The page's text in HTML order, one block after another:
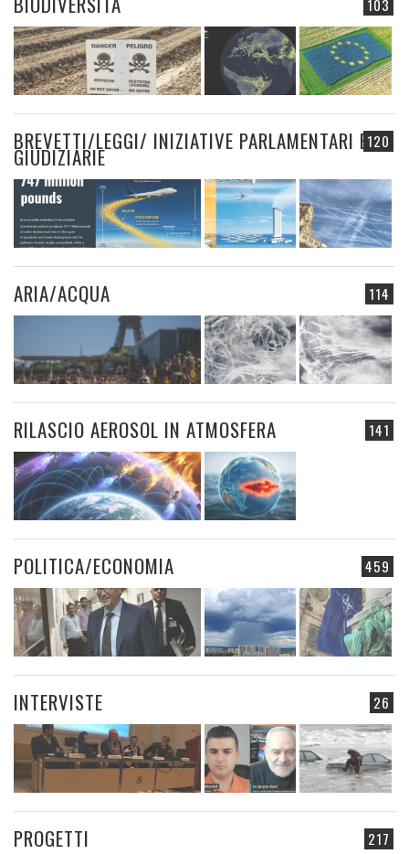
103
120
BREVETTI/LEGGI/ INIZIATIVE PARLAMENTARI E
GIUDIZIARIE
114
ARIA/ACQUA
141
RILASCIO AEROSOL IN ATMOSFERA
459
POLITICA/ECONOMIA
26
INTERVISTE
217
PROGETTI